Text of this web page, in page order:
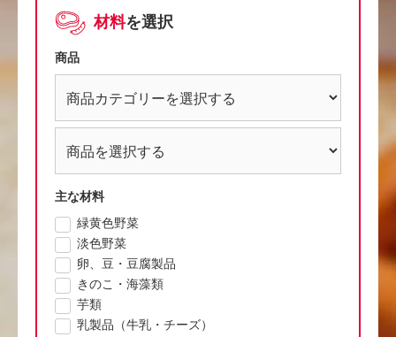
材料を選択
商品
主な材料
緑黄色野菜
淡色野菜
卵、豆・豆腐製品
きのこ・海藻類
芋類
乳製品（牛乳・チーズ）